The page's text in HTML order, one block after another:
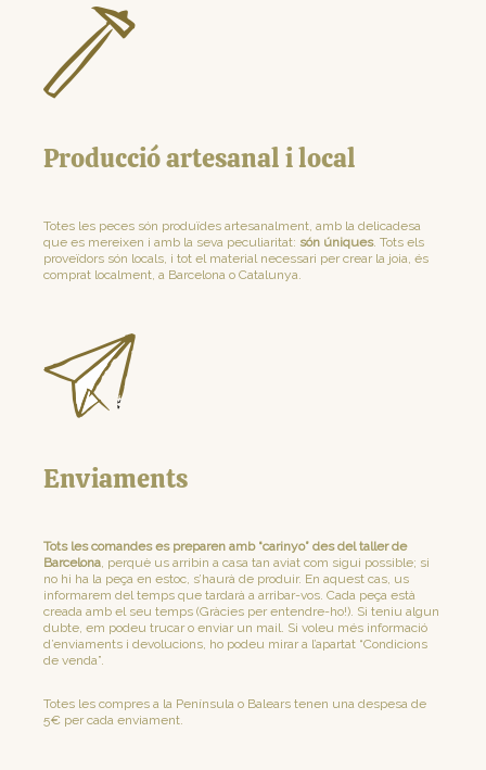
Producció artesanal i local
Totes les peces són produïdes artesanalment, amb la delicadesa
que es mereixen i amb la seva peculiaritat: són úniques. Tots els
proveïdors són locals, i tot el material necessari per crear la joia, és
comprat localment, a Barcelona o Catalunya.
Enviaments
Tots les comandes es preparen amb “carinyo” des del taller de
Barcelona, perquè us arribin a casa tan aviat com sigui possible; si
no hi ha la peça en estoc, s’haurà de produir. En aquest cas, us
informarem del temps que tardarà a arribar-vos. Cada peça està
creada amb el seu temps (Gràcies per entendre-ho!). Si teniu algun
dubte, em podeu trucar o enviar un mail. Si voleu més informació
d’enviaments i devolucions, ho podeu mirar a l’apartat “Condicions
de venda”.
Totes les compres a la Península o Balears tenen una despesa de
5€ per cada enviament.